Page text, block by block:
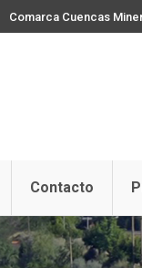
Comarca Cuencas
Contacto